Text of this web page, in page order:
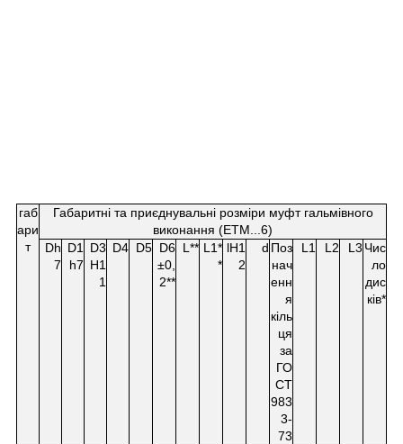
габ
ари
т
Габаритні та приєднувальні розміри муфт гальмівного
виконання (ЕТМ...6)
Dh
7
D1
h7
D3
H1
1
D4 D5 D6
±0,
2**
L** L 1*
*
lH1
2
d Поз
нач
енн
я
кіль
ця
за
ГО
СТ
983
3-
73
L 1 L 2 L 3 Чис
ло
дис
ків*